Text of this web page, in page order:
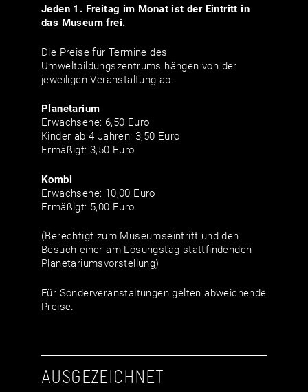
Jeden 1. Freitag im Monat ist der Eintritt in
das Museum frei.
Die Preise für Termine des
Umweltbildungszentrums hängen von der
jeweiligen Veranstaltung ab.
Planetarium
Erwachsene: 6,50 Euro
Kinder ab 4 Jahren: 3,50 Euro
Ermäßigt: 3,50 Euro
Kombi
Erwachsene: 10,00 Euro
Ermäßigt: 5,00 Euro
(Berechtigt zum Museumseintritt und den
Besuch einer am Lösungstag stattfindenden
Planetariumsvorstellung)
Für Sonderveranstaltungen gelten abweichende
Preise.
AUSGEZEICHNET